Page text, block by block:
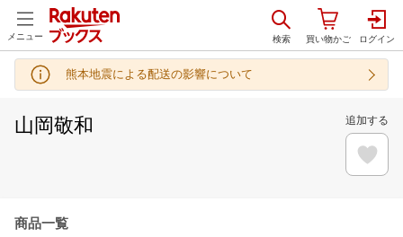
メニュー
熊本地震による配送の影響について
山岡敬和 追加する
商品一覧